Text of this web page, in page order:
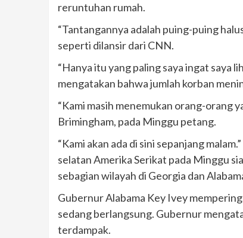
reruntuhan rumah.
“Tantangannya adalah puing-puing
seperti dilansir dari CNN.
“Hanya itu yang paling saya ingat saya
mengatakan bahwa jumlah korban
“Kami masih menemukan orang-orang
Brimingham, pada Minggu petang.
“Kami akan ada di sini sepanjang
selatan Amerika Serikat pada Minggu
sebagian wilayah di Georgia dan
Gubernur Alabama Key Ivey
sedang berlangsung. Gubernur
terdampak.